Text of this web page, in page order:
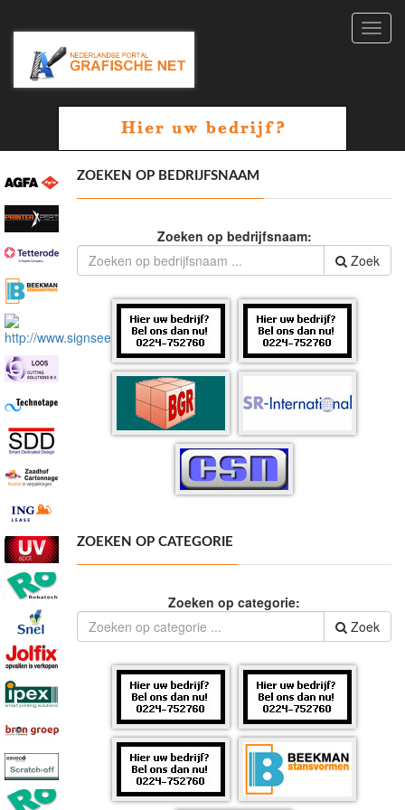
ZOEKEN OP BEDRIJFSNAAM
Zoeken op bedrijfsnaam:
Zoek
ZOEKEN OP CATEGORIE
Zoeken op categorie:
Zoek